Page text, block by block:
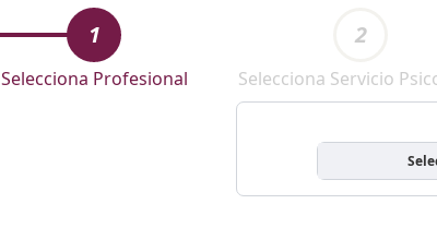
1
Selecciona Profesional
2
Selecciona Servicio